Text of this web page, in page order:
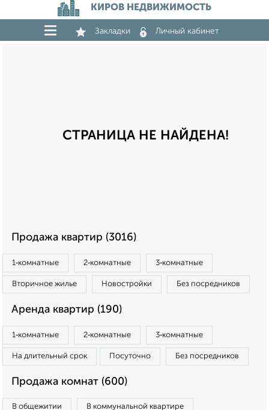
КИРОВ НЕДВИЖИМОСТЬ
Закладки Личный кабинет
СТРАНИЦА НЕ НАЙДЕНА!
Продажа квартир (3016)
1‑комнатные 2‑комнатные 3‑комнатные
Вторичное жилье Новостройки Без посредников
Аренда квартир (190)
1‑комнатные 2‑комнатные 3‑комнатные
На длительный срок Посуточно Без посредников
Продажа комнат (600)
В общежитии В коммунальной квартире